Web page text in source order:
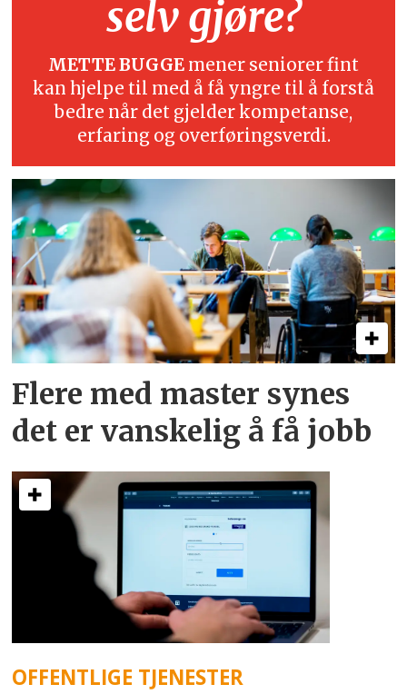
selv gjøre?
METTE BUGGE mener seniorer fint
kan hjelpe til med å få yngre til å forstå
bedre når det gjelder kompetanse,
erfaring og overføringsverdi.
Flere med master synes
det er vanskelig å få jobb
OFFENTLIGE TJENESTER